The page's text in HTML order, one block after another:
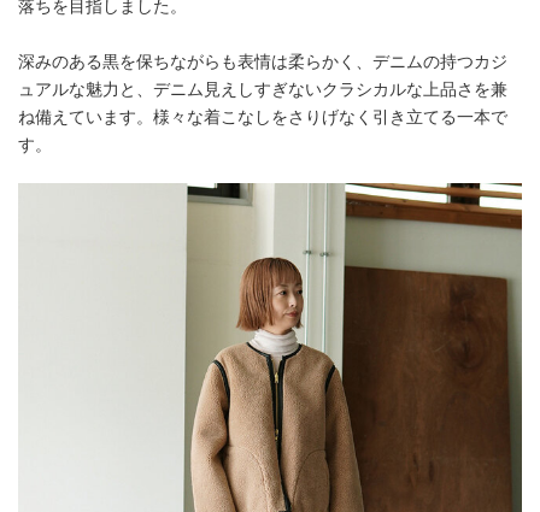
落ちを目指しました。
深みのある黒を保ちながらも表情は柔らかく、デニムの持つカジ
ュアルな魅力と、デニム見えしすぎないクラシカルな上品さを兼
ね備えています。様々な着こなしをさりげなく引き立てる一本で
す。